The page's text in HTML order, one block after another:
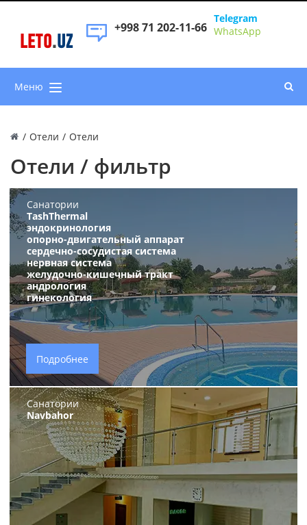
LETO.UZ
+998 71 202-11-66
Telegram
WhatsApp
Меню
/ Отели / Отели
Отели / фильтр
Санатории
TashThermal
эндокринология
опорно-двигательный аппарат
сердечно-сосудистая система
нервная система
желудочно-кишечный тракт
андрология
гинекология
Подробнее
Санатории
Navbahor